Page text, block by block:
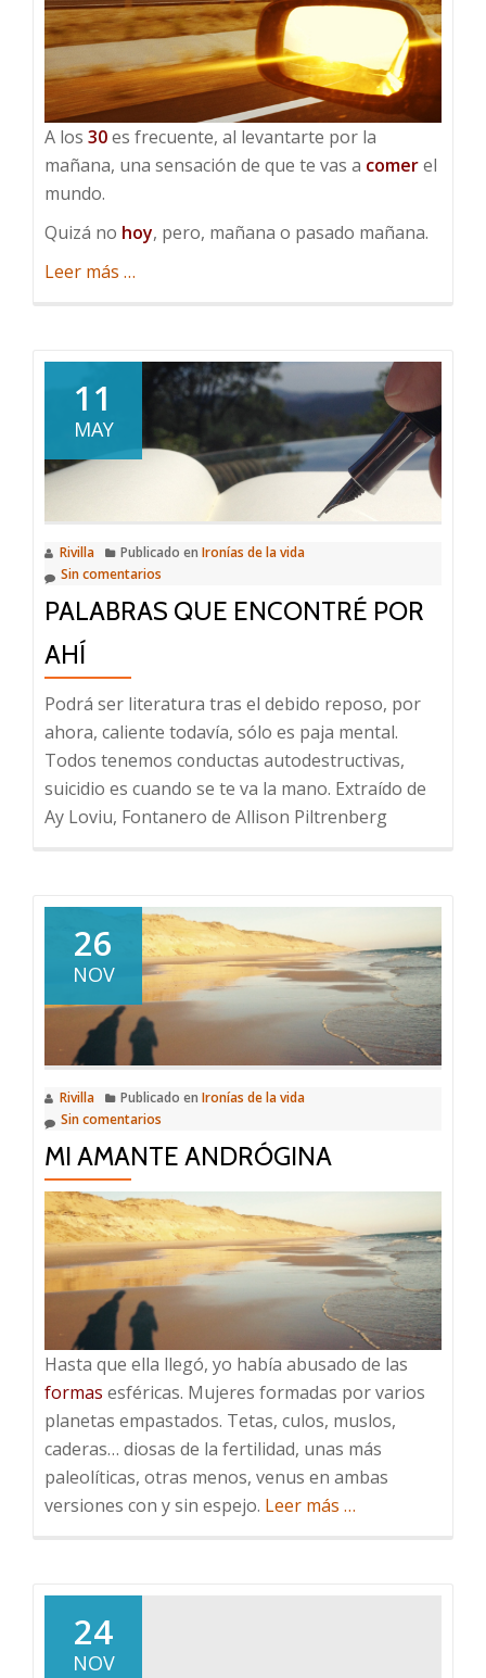
A los 30es frecuente, al levantarte por la
mañana, una sensación de que te vas a comerel
mundo.
Quizá no hoy, pero, mañana o pasado mañana.
Leer más acerca
mundo
…
11
MAY
Rivilla Publicado en Ironías de la vida
Sin comentarios
PALABRAS QUE ENCONTRÉ POR
AHÍ
Podrá ser literatura tras el debido reposo, por
ahora, caliente todavía, sólo es paja mental.
Todos tenemos conductas autodestructivas,
suicidio es cuando se te va la mano. Extraído de
Ay Loviu, Fontanero de Allison Piltrenberg
26
NOV
Rivilla Publicado en Ironías de la vida
Sin comentarios
MI AMANTE ANDRÓGINA
Hasta que ella llegó, yo había abusado de las
formas esféricas. Mujeres formadas por varios
planetas empastados. Tetas, culos, muslos,
caderas… diosas de la fertilidad, unas más
paleolíticas, otras menos, venus en ambas
versiones con y sin espejo. Leer más acerca
…
24
NOV